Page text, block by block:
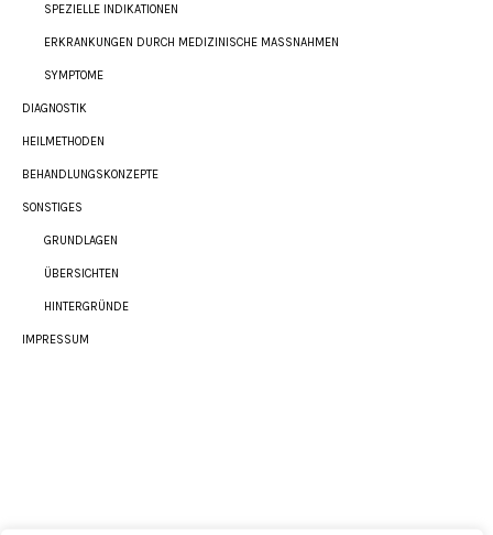
SPEZIELLE INDIKATIONEN
ERKRANKUNGEN DURCH MEDIZINISCHE MASSNAHMEN
SYMPTOME
DIAGNOSTIK
HEILMETHODEN
BEHANDLUNGSKONZEPTE
SONSTIGES
GRUNDLAGEN
ÜBERSICHTEN
HINTERGRÜNDE
IMPRESSUM